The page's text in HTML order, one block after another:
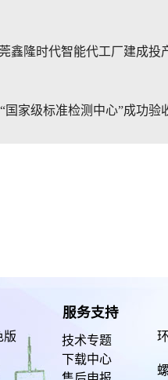
隆时代智能代工厂建成
国家级标准检测中心”成功验
版
服务支持
技术专题
下载中心